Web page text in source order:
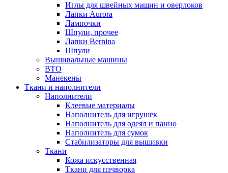
Иглы для швейных машин и оверлоков
Лапки Aurora
Лампочки
Шпули, прочее
Лапки Bernina
Шпули
Вышивальные машины
ВТО
Манекены
Ткани и наполнители
Наполнители
Клеевые материалы
Наполнитель для игрушек
Наполнитель для одеял и панно
Наполнитель для сумок
Стабилизаторы для вышивки
Ткани
Кожа искусственная
Ткани для пэчворка